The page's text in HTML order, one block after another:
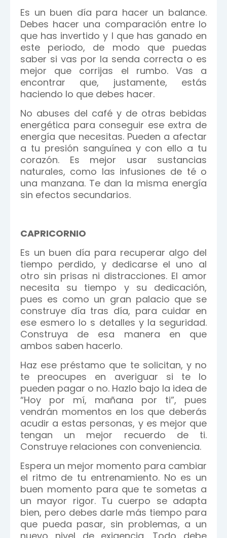
Es un buen día para hacer un balance.
Debes hacer una comparación entre lo
que has invertido y l que has ganado en
este periodo, de modo que puedas
saber si vas por la senda correcta o es
mejor que corrijas el rumbo. Vas a
encontrar que, justamente, estás
haciendo lo que debes hacer.
No abuses del café y de otras bebidas
energética para conseguir ese extra de
energía que necesitas. Pueden a afectar
a tu presión sanguínea y con ello a tu
corazón. Es mejor usar sustancias
naturales, como las infusiones de té o
una manzana. Te dan la misma energía
sin efectos secundarios.
CAPRICORNIO
Es un buen día para recuperar algo del
tiempo perdido, y dedicarse el uno al
otro sin prisas ni distracciones. El amor
necesita su tiempo y su dedicación,
pues es como un gran palacio que se
construye día tras día, para cuidar en
ese esmero lo s detalles y la seguridad.
Construya de esa manera en que
ambos saben hacerlo.
Haz ese préstamo que te solicitan, y no
te preocupes en averiguar si te lo
pueden pagar o no. Hazlo bajo la idea de
“Hoy por mí, mañana por ti”, pues
vendrán momentos en los que deberás
acudir a estas personas, y es mejor que
tengan un mejor recuerdo de ti.
Construye relaciones con conveniencia.
Espera un mejor momento para cambiar
el ritmo de tu entrenamiento. No es un
buen momento para que te sometas a
un mayor rigor. Tu cuerpo se adapta
bien, pero debes darle más tiempo para
que pueda pasar, sin problemas, a un